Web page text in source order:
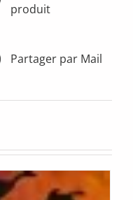
produit
Partager par Mail